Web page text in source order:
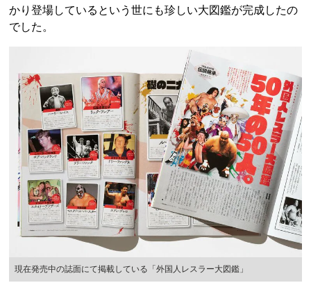
かり登場しているという世にも珍しい大図鑑が完成したの
でした。
現在発売中の誌面にて掲載している「外国人レスラー大図鑑」